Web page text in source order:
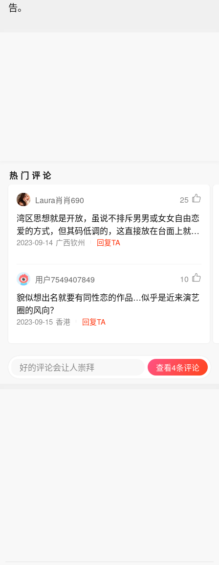
告。
热门评论
Laura肖肖690 25
湾区思想就是开放，虽说不排斥男男或女女自由恋
爱的方式，但其码低调的，这直接放在台面上就有
点那啥
2023-09-14 广西钦州 回复TA
用户7549407849 10
貌似想出名就要有同性恋的作品…似乎是近来演艺
圈的风向？
2023-09-15 香港 回复TA
好的评论会让人崇拜 查看4条评论